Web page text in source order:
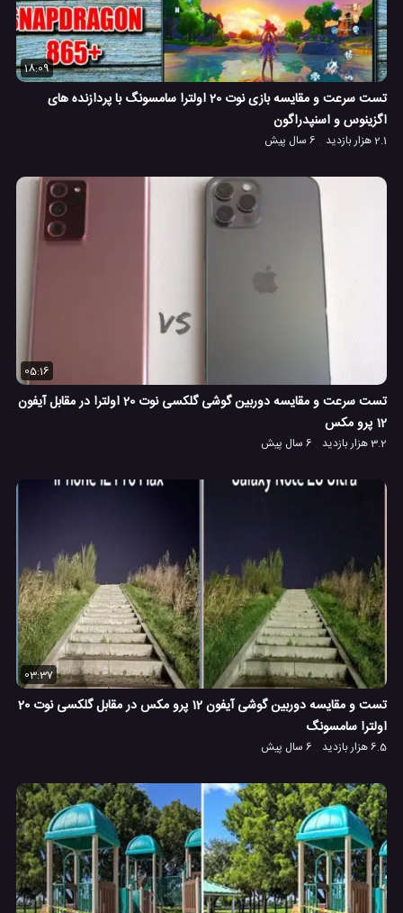
18:09
تست سرعت و مقایسه بازی نوت 20 اولترا سامسونگ با پردازنده های
اگزینوس و اسنپدراگون
2.1 هزار بازدید 6 سال پیش
05:16
تست سرعت و مقایسه دوربین گوشی گلکسی نوت 20 اولترا در مقابل آیفون
12 پرو مکس
3.2 هزار بازدید 6 سال پیش
03:37
تست و مقایسه دوربین گوشی آیفون 12 پرو مکس در مقابل گلکسی نوت 20
اولترا سامسونگ
6.5 هزار بازدید 6 سال پیش